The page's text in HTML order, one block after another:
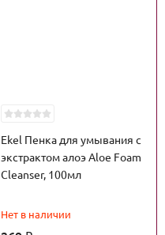
Ekel Пенка для умывания с
экстрактом алоэ Aloe Foam
Cleanser, 100мл
Нет в наличии